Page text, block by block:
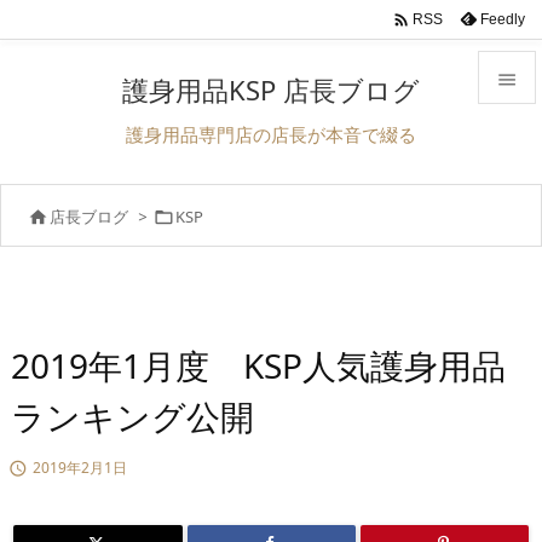


検索
 RSS Feedly
護身用品KSP 店長ブログ
護身用品専門店の店長が本音で綴る
 店長ブログ > KSP
2019年1月度 KSP人気護身用品
ランキング公開
 2019年2月1日